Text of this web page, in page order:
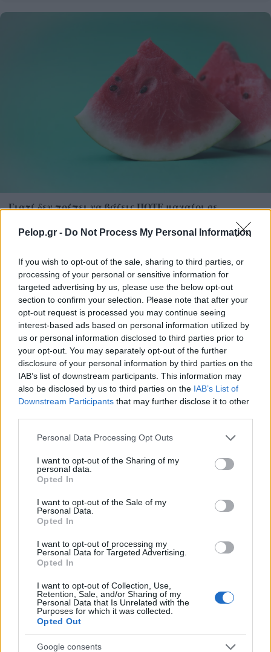
Pelop.gr - Do Not Process My Personal Information
If you wish to opt-out of the sale, sharing to third parties, or
processing of your personal or sensitive information for
targeted advertising by us, please use the below opt-out
section to confirm your selection. Please note that after your
opt-out request is processed you may continue seeing
interest-based ads based on personal information utilized by
us or personal information disclosed to third parties prior to
your opt-out. You may separately opt-out of the further
disclosure of your personal information by third parties on the
IAB’s list of downstream participants. This information may
also be disclosed by us to third parties on the IAB’s List of
Downstream Participants that may further disclose it to other
Please note that this website/app uses one or more Google
not limited to your visit or usage behaviour. You may click to
grant or deny consent to Google and its third-party tags to
use your data for below specified purposes in below Google
consent section.
Personal Data Processing Opt Outs
I want to opt-out of the Sharing of my
personal data.
Opted In
I want to opt-out of the Sale of my
Personal Data.
Opted In
I want to opt-out of processing my
Personal Data for Targeted Advertising.
Opted In
I want to opt-out of Collection, Use,
Retention, Sale, and/or Sharing of my
Personal Data that Is Unrelated with the
Purposes for which it was collected.
Opted Out
Google consents
Γιατί δεν πρέπει να βάζεις ΠΟΤΕ μαχαίρι σε
ταινία έκπληξη της Warner με τον Jim Carrey
Στην 36η Διεθνή Ιστιοπλοϊκή Εβδομάδα Ιονίου ο
Ιστιοπλοϊκός Ομιλος Πατρών ΦΩΤΟ